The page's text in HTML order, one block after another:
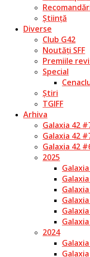
Știință
Diverse
Club G42
Noutăți SFF
Premiile
Special
Știri
TGIFF
Arhiva
Galaxia 42
Galaxia 42
Galaxia 42
2025
2024